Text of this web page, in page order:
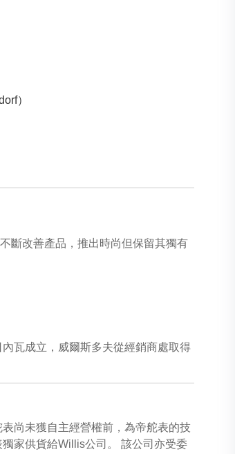
）
斷改善產品，推出時尚但保留其獨有
瓦成立，威爾斯多夫從經銷商處取得
尚未獲自主經營權前，為帝舵表的技
家供貨給Willis公司。 該公司亦受委